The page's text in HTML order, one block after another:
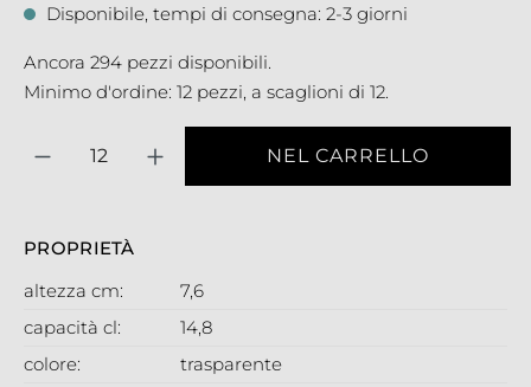
Disponibile, tempi di consegna: 2-3 giorni
Ancora 294 pezzi disponibili.
Minimo d'ordine: 12 pezzi, a scaglioni di 12.
NEL CARRELLO
PROPRIETÀ
altezza cm:
7,6
capacità cl:
14,8
colore:
trasparente